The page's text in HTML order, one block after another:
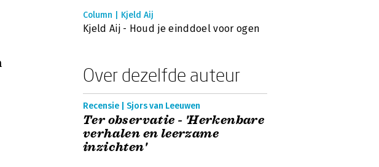
Column | Kjeld Aij
Kjeld Aij - Houd je einddoel voor ogen
Over dezelfde auteur
Recensie | Sjors van Leeuwen
Ter observatie - 'Herkenbare
verhalen en leerzame
inzichten'